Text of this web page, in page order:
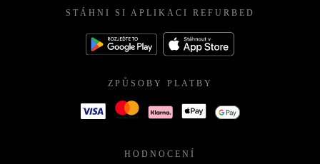
STÁHNI SI APLIKACI REFURBED
ZPŮSOBY PLATBY
HODNOCENÍ